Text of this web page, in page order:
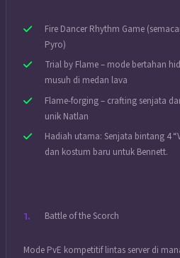
Fire Dancer Rhythm Game
Pyro)
Trial by Flame – mode bertahan
musuh di medan lava
Flame-forging – crafting senjata
unik Natlan
Hadiah utama: Senjata bintang 4
dan kostum baru untuk Bennett.
Battle of the Scorch
Mode PvE kompetitif lintas server di